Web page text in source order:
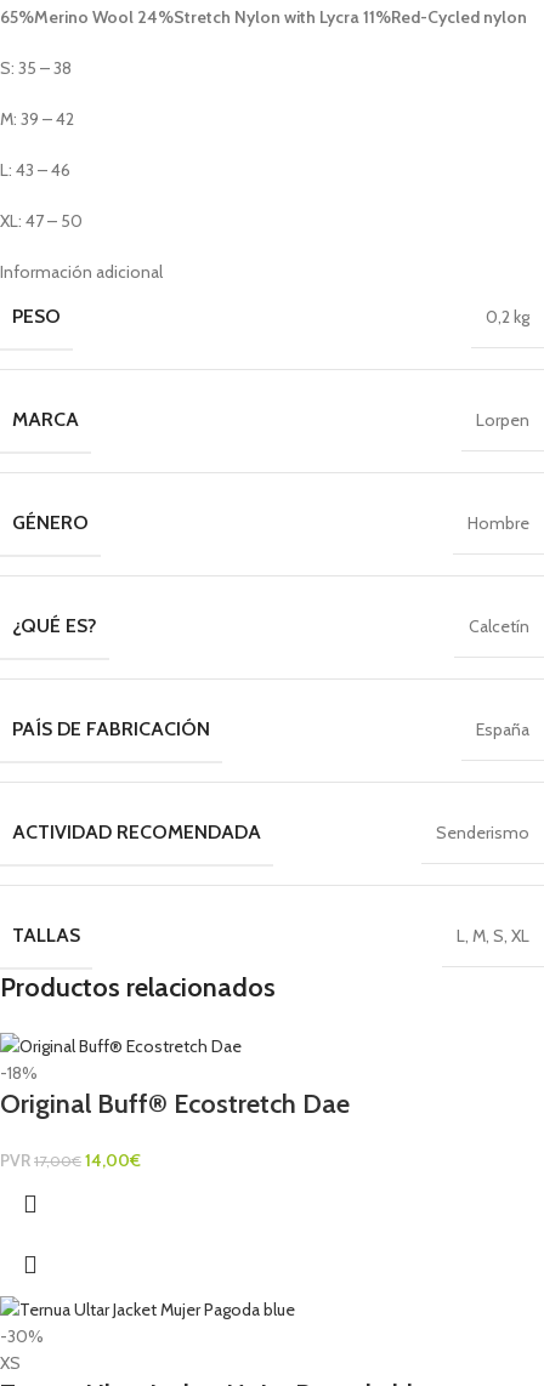
65%Merino Wool 24%Stretch Nylon with Lycra 11%Red-Cycled nylon
S: 35 – 38
M: 39 – 42
L: 43 – 46
XL: 47 – 50
Información adicional
PESO 0,2 kg
MARCA Lorpen
GÉNERO Hombre
¿QUÉ ES? Calcetín
PAÍS DE FABRICACIÓN España
ACTIVIDAD RECOMENDADA Senderismo
TALLAS L, M, S, XL
Productos relacionados
-18%
Original Buff® Ecostretch Dae
PVR 17,00€ 14,00€
-30%
XS